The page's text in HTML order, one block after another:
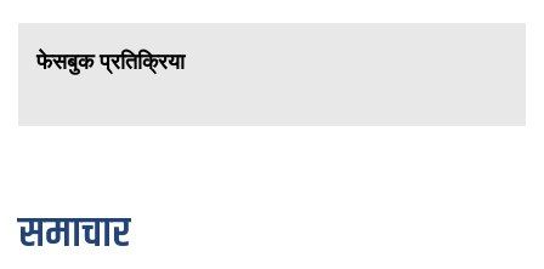
फेसबुक प्रतिक्रिया
समाचार